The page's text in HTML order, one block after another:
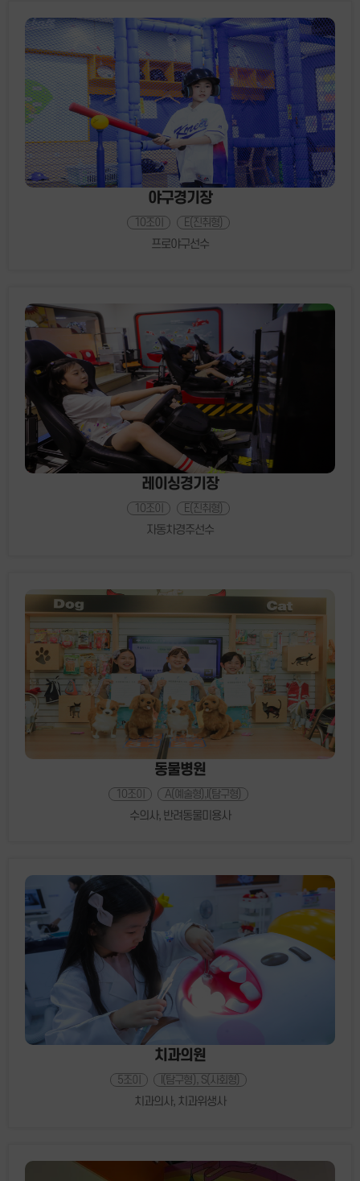
야구경기장
10조이 E(진취형)
프로야구선수
레이싱경기장
10조이 E(진취형)
자동차경주선수
동물병원
10조이 A(예술형),I(탐구형)
수의사, 반려동물미용사
치과의원
5조이 I(탐구형), S(사회형)
치과의사, 치과위생사